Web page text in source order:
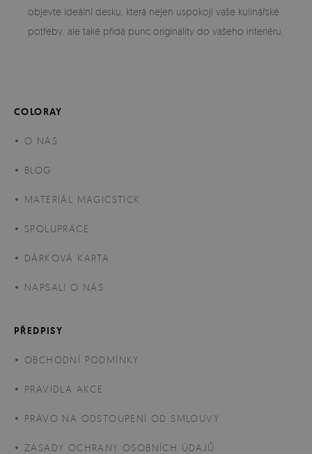
objevte ideální desku, která nejen uspokojí vaše kulinářské
potřeby, ale také přidá punc originality do vašeho interiéru.
COLORAY
O NÁS
BLOG
MATERIÁL MAGICSTICK
SPOLUPRÁCE
DÁRKOVÁ KARTA
NAPSALI O NÁS
PŘEDPISY
OBCHODNÍ PODMÍNKY
PRAVIDLA AKCE
PRÁVO NA ODSTOUPENÍ OD SMLOUVY
ZÁSADY OCHRANY OSOBNÍCH ÚDAJŮ: